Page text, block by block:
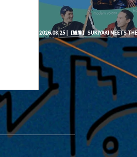
2026.08.25 |【観覧】SUKIYAKI MEETS
presentsLINDIGO FAMILY with ANNA
voices from open sea and vast plains